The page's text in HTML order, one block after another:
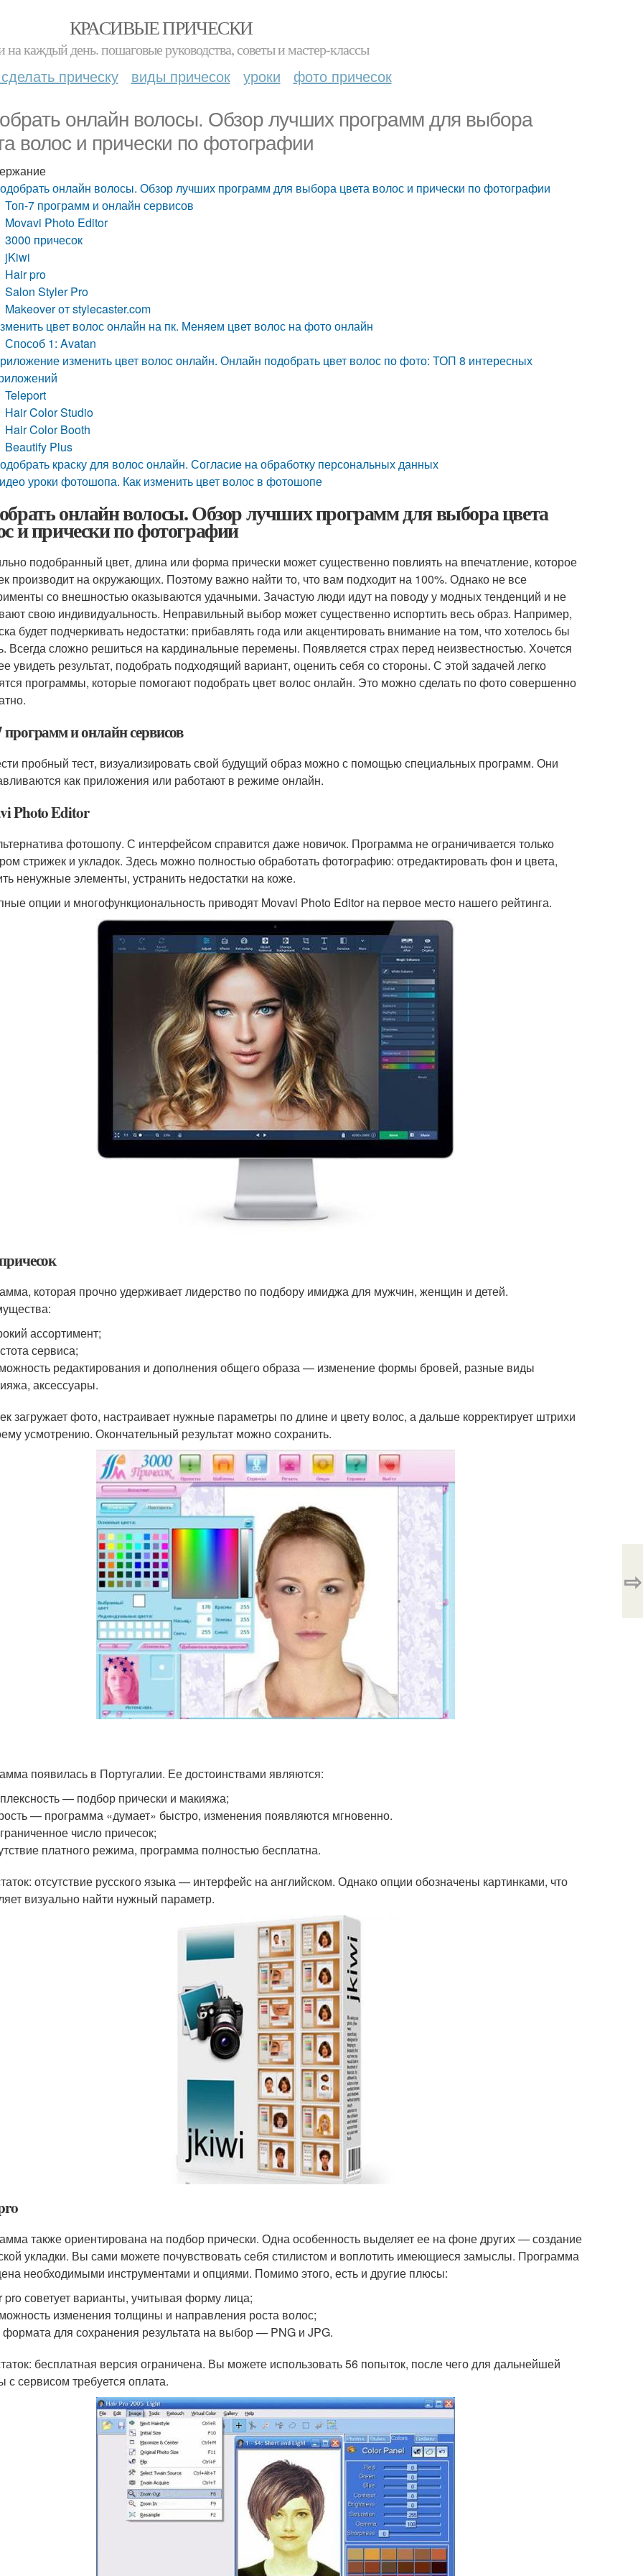
КРАСИВЫЕ ПРИЧЕСКИ
на каждый день. пошаговые руководства, советы и мастер-классы
прическу виды причесок уроки фото причесок
онлайн волосы. Обзор лучших программ для выбора
волос и прически по фотографии
онлайн волосы. Обзор лучших программ для выбора цвета волос и прически по фотографии
Топ-7 программ и онлайн сервисов
Movavi Photo Editor
3000 причесок
jKiwi
Hair pro
Salon Styler Pro
Makeover от stylecaster.com
цвет волос онлайн на пк. Меняем цвет волос на фото онлайн
Способ 1: Avatan
изменить цвет волос онлайн. Онлайн подобрать цвет волос по фото: ТОП 8 интересных
Teleport
Hair Color Studio
Hair Color Booth
Beautify Plus
краску для волос онлайн. Согласие на обработку персональных данных
уроки фотошопа. Как изменить цвет волос в фотошопе
онлайн волосы. Обзор лучших программ для выбора цвета
и прически по фотографии
подобранный цвет, длина или форма прически может существенно повлиять на впечатление, которое
производит на окружающих. Поэтому важно найти то, что вам подходит на 100%. Однако не все
со внешностью оказываются удачными. Зачастую люди идут на поводу у модных тенденций и не
свою индивидуальность. Неправильный выбор может существенно испортить весь образ. Например,
будет подчеркивать недостатки: прибавлять года или акцентировать внимание на том, что хотелось бы
Всегда сложно решиться на кардинальные перемены. Появляется страх перед неизвестностью. Хочется
увидеть результат, подобрать подходящий вариант, оценить себя со стороны. С этой задачей легко
программы, которые помогают подобрать цвет волос онлайн. Это можно сделать по фото совершенно
и онлайн сервисов
пробный тест, визуализировать свой будущий образ можно с помощью специальных программ. Они
как приложения или работают в режиме онлайн.
Photo Editor
фотошопу. С интерфейсом справится даже новичок. Программа не ограничивается только
стрижек и укладок. Здесь можно полностью обработать фотографию: отредактировать фон и цвета,
ненужные элементы, устранить недостатки на коже.
опции и многофункциональность приводят Movavi Photo Editor на первое место нашего рейтинга.
которая прочно удерживает лидерство по подбору имиджа для мужчин, женщин и детей.
ассортимент;
сервиса;
редактирования и дополнения общего образа — изменение формы бровей, разные виды
аксессуары.
загружает фото, настраивает нужные параметры по длине и цвету волос, а дальше корректирует штрихи
усмотрению. Окончательный результат можно сохранить.
появилась в Португалии. Ее достоинствами являются:
— подбор прически и макияжа;
— программа «думает» быстро, изменения появляются мгновенно.
число причесок;
платного режима, программа полностью бесплатна.
отсутствие русского языка — интерфейс на английском. Однако опции обозначены картинками, что
визуально найти нужный параметр.
также ориентирована на подбор прически. Одна особенность выделяет ее на фоне других — создание
укладки. Вы сами можете почувствовать себя стилистом и воплотить имеющиеся замыслы. Программа
необходимыми инструментами и опциями. Помимо этого, есть и другие плюсы:
pro советует варианты, учитывая форму лица;
изменения толщины и направления роста волос;
формата для сохранения результата на выбор — PNG и JPG.
бесплатная версия ограничена. Вы можете использовать 56 попыток, после чего для дальнейшей
с сервисом требуется оплата.
⇨